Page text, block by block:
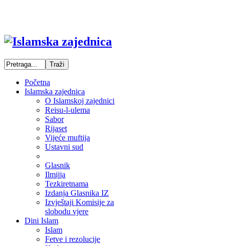
Početna
Islamska zajednica
O Islamskoj zajednici
Reisu-l-ulema
Sabor
Rijaset
Vijeće muftija
Ustavni sud
Glasnik
Ilmijja
Tezkiretnama
Izdanja Glasnika IZ
Izvještaji Komisije za
slobodu vjere
Dini Islam
Islam
Fetve i rezolucije